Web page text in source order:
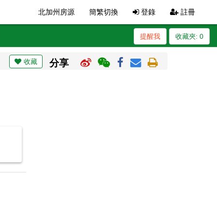
北加州房源 簡繁切換 登錄 註冊
收藏夾: 0
提醒我
收藏 分享